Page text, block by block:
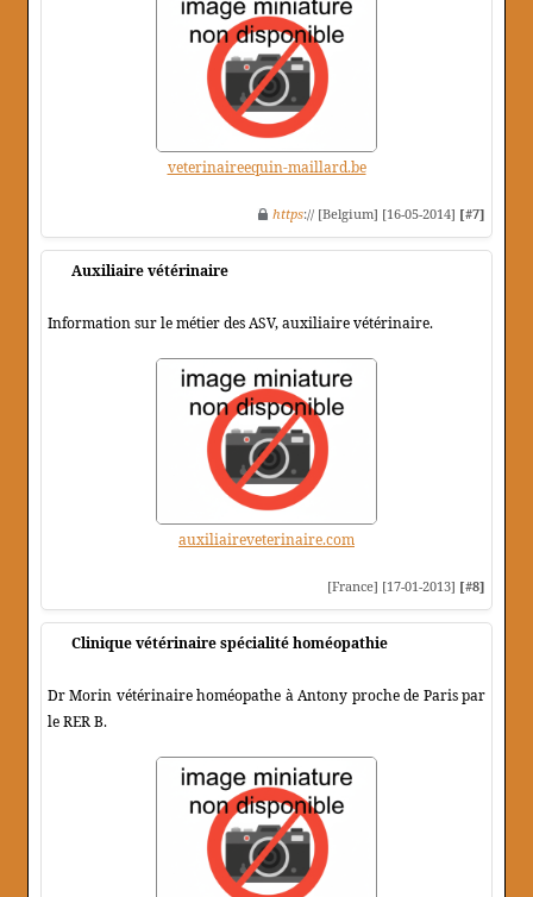
veterinaireequin-maillard.be
https:// [Belgium] [16-05-2014] [#7]
Auxiliaire vétérinaire
Information sur le métier des ASV, auxiliaire vétérinaire.
auxiliaireveterinaire.com
[France] [17-01-2013] [#8]
Clinique vétérinaire spécialité homéopathie
Dr Morin vétérinaire homéopathe à Antony proche de Paris par
le RER B.